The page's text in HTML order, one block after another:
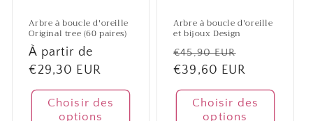
Arbre à boucle d'oreille
Original tree (60 paires)
Prix
habituel
À partir de
€29,30 EUR
Choisir des
options
Arbre à boucle d'oreille
et bijoux Design
Prix
habituel
€45,90 EUR
€39,60 EUR
Choisir des
options